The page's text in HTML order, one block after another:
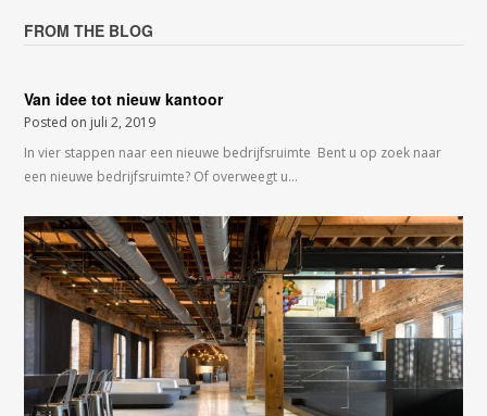
FROM THE BLOG
Van idee tot nieuw kantoor
Posted on juli 2, 2019
In vier stappen naar een nieuwe bedrijfsruimte Bent u op zoek naar
een nieuwe bedrijfsruimte? Of overweegt u…